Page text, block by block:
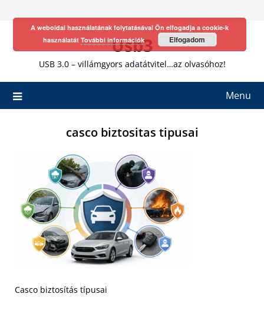
Usb3
USB 3.0 – villámgyors adatátvitel…az olvasóhoz!
Menu
casco biztositas tipusai
Casco biztosítás típusai
A weboldal használatának folytatásával Ön elfogadja a cookie-k
használatát További információk Elfogadom